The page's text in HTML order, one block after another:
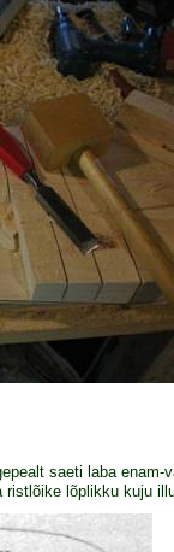
saeti laba
lõplikku kuju